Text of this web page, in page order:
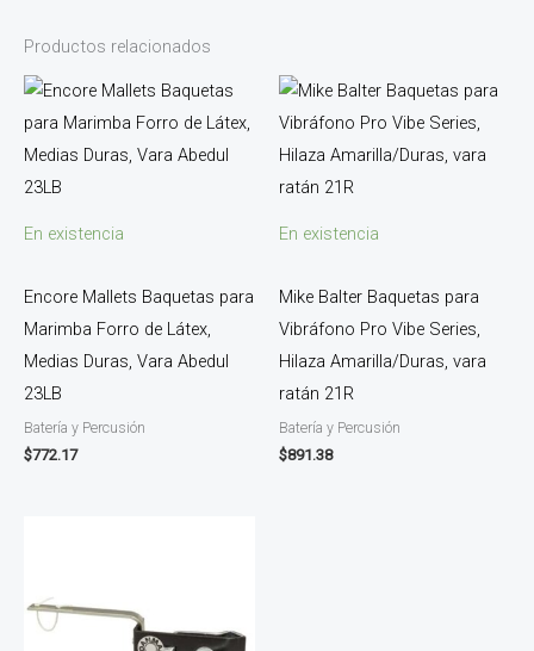
Productos relacionados
En existencia
Encore Mallets Baquetas para
Marimba Forro de Látex,
Medias Duras, Vara Abedul
23LB
Batería y Percusión
$772.17
En existencia
Mike Balter Baquetas para
Vibráfono Pro Vibe Series,
Hilaza Amarilla/Duras, vara
ratán 21R
Batería y Percusión
$891.38